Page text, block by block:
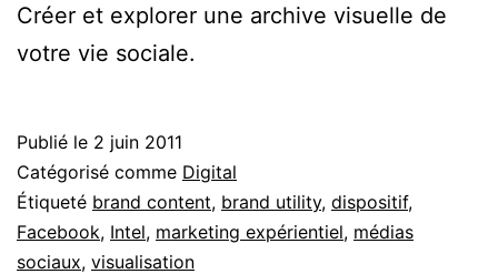
Créer et explorer une archive visuelle de
votre vie sociale.
Publié le 2 juin 2011
Catégorisé comme Digital
Étiqueté brand content, brand utility, dispositif,
Facebook, Intel, marketing expérientiel, médias
sociaux, visualisation